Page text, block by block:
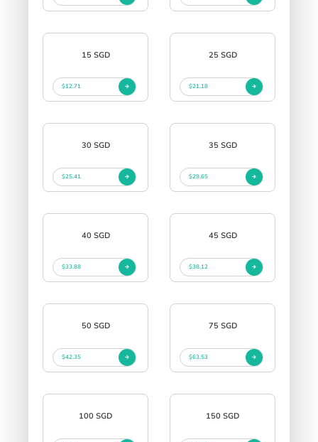
15 SGD
$12.71
25 SGD
$21.18
30 SGD
$25.41
35 SGD
$29.65
40 SGD
$33.88
45 SGD
$38.12
50 SGD
$42.35
75 SGD
$63.53
100 SGD 150 SGD